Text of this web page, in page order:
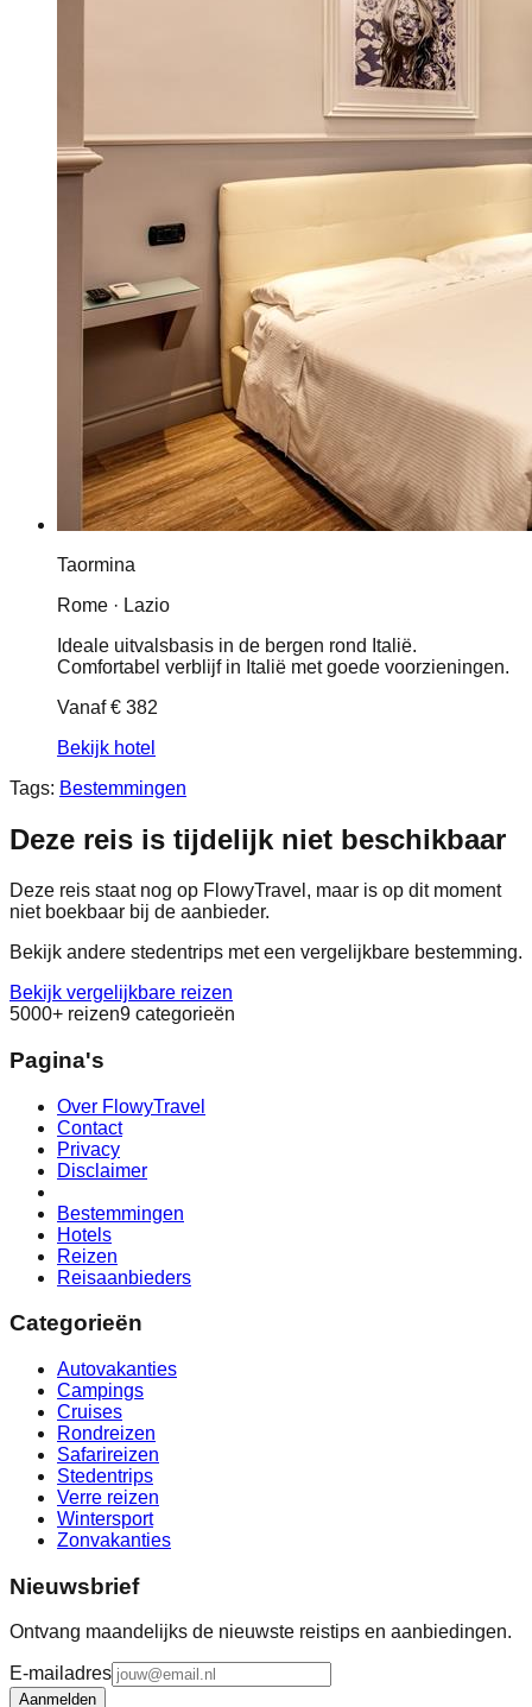
Taormina
Rome · Lazio
Ideale uitvalsbasis in de bergen rond Italië.
Comfortabel verblijf in Italië met goede voorzieningen.
Vanaf€ 382
Bekijk hotel
Tags: Bestemmingen
Deze reis is tijdelijk niet beschikbaar
Deze reis staat nog op FlowyTravel, maar is op dit moment
niet boekbaar bij de aanbieder.
Bekijk andere stedentrips met een vergelijkbare bestemming.
Bekijk vergelijkbare reizen
5000+ reizen9 categorieën
Pagina's
Over FlowyTravel
Contact
Privacy
Disclaimer
Bestemmingen
Hotels
Reizen
Reisaanbieders
Categorieën
Autovakanties
Campings
Cruises
Rondreizen
Safarireizen
Stedentrips
Verre reizen
Wintersport
Zonvakanties
Nieuwsbrief
Ontvang maandelijks de nieuwste reistips en aanbiedingen.
E-mailadres
Aanmelden